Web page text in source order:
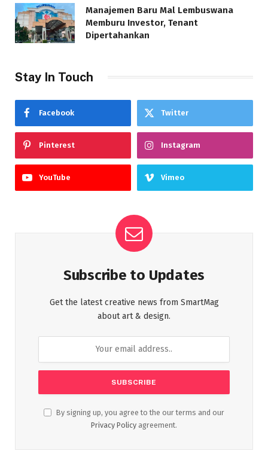
Manajemen Baru Mal Lembuswana
Memburu Investor, Tenant
Dipertahankan
Stay In Touch
Facebook Twitter
Pinterest Instagram
YouTube Vimeo
Subscribe to Updates
Get the latest creative news from SmartMag
about art & design.
By signing up, you agree to the our terms and our
Privacy Policy agreement.